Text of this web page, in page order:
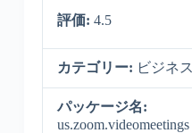
評価: 4.5
カテゴリー: ビジネス
パッケージ名:
us.zoom.videomeetings